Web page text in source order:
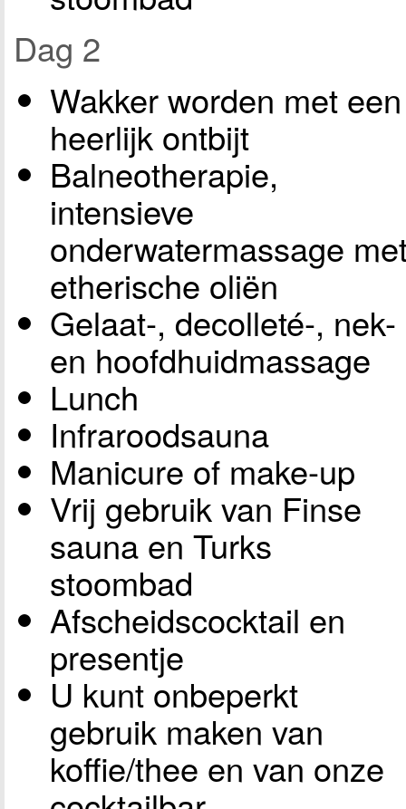
Dag 2
Wakker worden met een
heerlijk ontbijt
Balneotherapie,
intensieve
onderwatermassage
etherische oliën
Gelaat-, decolleté-, nek-
en hoofdhuidmassage
Lunch
Infraroodsauna
Manicure of make-up
Vrij gebruik van Finse
sauna en Turks
stoombad
Afscheidscocktail en
presentje
U kunt onbeperkt
gebruik maken van
koffie/thee en van onze